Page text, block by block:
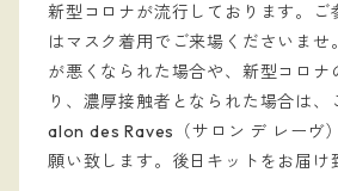
新型コロナが流行しております。ご
はマスク着用でご来場くださいませ
が悪くなられた場合や、新型コロナ
り、濃厚接触者となられた場合は、
alon des Raves（サロン デ レーヴ
願い致します。後日キットをお届け